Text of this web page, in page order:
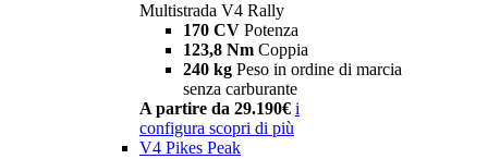
Multistrada V4 Rally
170 CV Potenza
123,8 Nm Coppia
240 kg Peso in ordine di marcia
senza carburante
A partire da 29.190€ i
configura scopri di più
V4 Pikes Peak